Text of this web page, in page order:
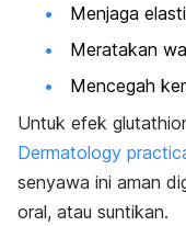
Menjaga
Meratakan
Mencegah
Untuk efek
Dermatology
senyawa ini aman
oral, atau suntikan.